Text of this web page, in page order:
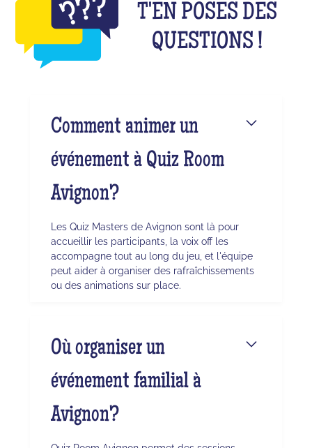
T'EN POSES DES
QUESTIONS !
Comment animer un
événement à Quiz Room
Avignon?
Les Quiz Masters de Avignon sont là pour
accueillir les participants, la voix off les
accompagne tout au long du jeu, et l'équipe
peut aider à organiser des rafraîchissements
ou des animations sur place.
Où organiser un
événement familial à
Avignon?